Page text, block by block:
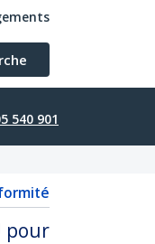
540 901
pour